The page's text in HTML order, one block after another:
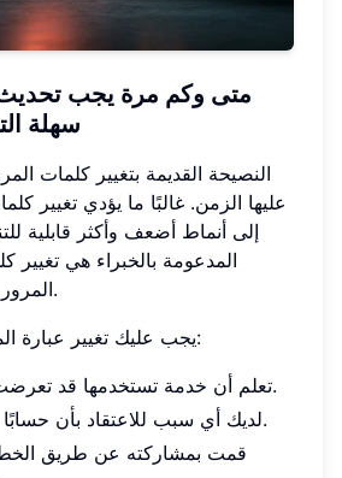
متى وكم مرة يجب تحديث
سهلة
عليها الزمن. غالبًا ما يؤدي تغيير
إلى أنماط أضعف وأكثر قابلية
المدعومة بالخبراء هي تغيير
المرور فقط عند الضرورة.
يجب عليك تغيير عبارة المرور الخاصة بك إذا:
تعلم أن خدمة تستخدمها قد تعرضت لخرق بيانات.
لديك أي سبب للاعتقاد بأن حسابًا قد تم اختراقه.
قمت بمشاركته عن طريق